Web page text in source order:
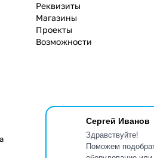
Сергей Иванов
Здравствуйте!
Поможем
Реквизиты
Магазины
Проекты
Возможности